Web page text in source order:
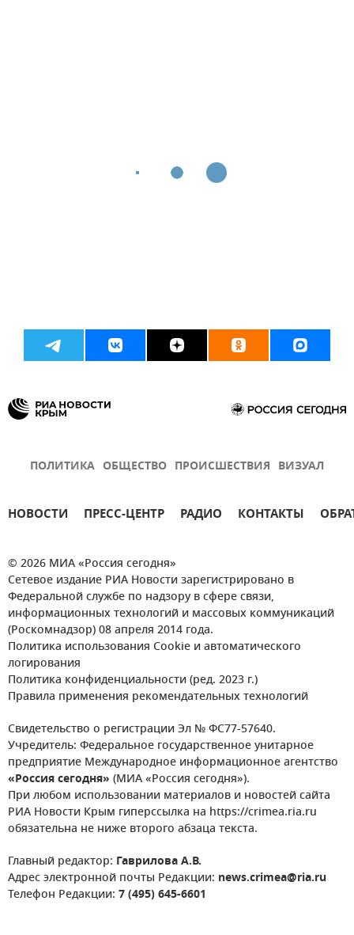
ПОЛИТИКА ОБЩЕСТВО ПРОИСШЕСТВИЯ ВИЗУАЛ
НОВОСТИ ПРЕСС-ЦЕНТР РАДИО КОНТАКТЫ
© 2026 МИА «Россия сегодня»
Сетевое издание РИА Новости зарегистрировано в
Федеральной службе по надзору в сфере связи,
информационных технологий и массовых коммуникаций
(Роскомнадзор) 08 апреля 2014 года.
Политика использования Cookie и автоматического
логирования
Политика конфиденциальности (ред. 2023 г.)
Правила применения рекомендательных технологий
Свидетельство о регистрации Эл № ФС77-57640.
Учредитель: Федеральное государственное унитарное
предприятие Международное информационное агентство
«Россия сегодня» (МИА «Россия сегодня»).
При любом использовании материалов и новостей сайта
РИА Новости Крым гиперссылка на https://crimea.ria.ru
обязательна не ниже второго абзаца текста.
Главный редактор: Гаврилова А.В.
Адрес электронной почты Редакции: news.crimea@ria.ru
Телефон Редакции: 7 (495) 645-6601